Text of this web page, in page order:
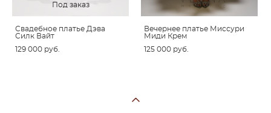
Под заказ
Свадебное платье Дэва
Силк Вайт
129 000 pуб.
Вечернее платье Миссури
Миди Крем
125 000 pуб.